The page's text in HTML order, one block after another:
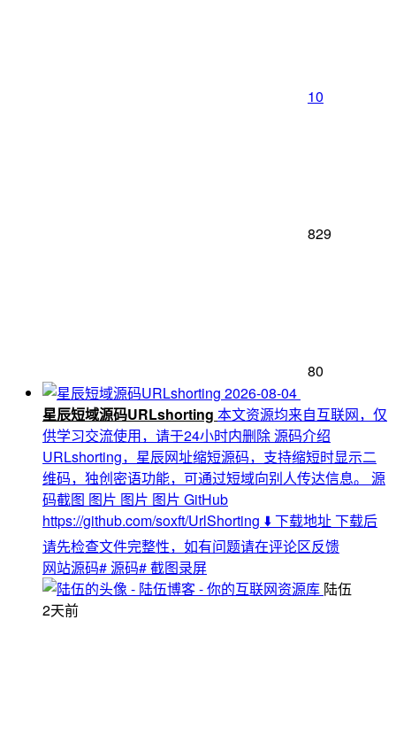
10
829
80
2026-08-04
星辰短域源码URLshorting 本文资源均来自互联网，仅
供学习交流使用，请于24小时内删除 源码介绍
URLshorting，星辰网址缩短源码，支持缩短时显示二
维码，独创密语功能，可通过短域向别人传达信息。 源
码截图 图片 图片 图片 GitHub
https://github.com/soxft/UrlShorting ⬇️ 下载地址 下载后
请先检查文件完整性，如有问题请在评论区反馈
网站源码# 源码# 截图录屏
陆伍
2天前